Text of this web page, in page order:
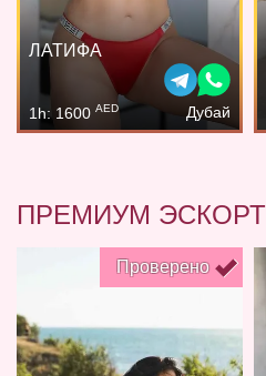
ЛАТИФА
1h: 1600 AED Дубай
ПРЕМИУМ ЭСКОРТ
Проверено